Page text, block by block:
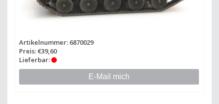
Artikelnummer: 6870029
Preis: €39,60
Lieferbar:
E-Mail mich